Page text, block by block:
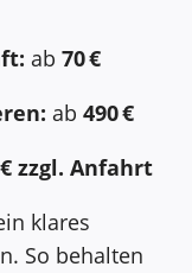
ab 70 €
ab 490 €
zzgl. Anfahrt
klares
So behalten